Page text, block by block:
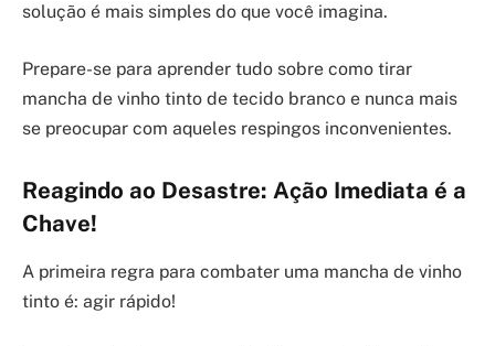
solução é mais simples do que você imagina.
Prepare-se para aprender tudo sobre como tirar
mancha de vinho tinto de tecido branco e nunca mais
se preocupar com aqueles respingos inconvenientes.
Reagindo ao Desastre: Ação Imediata é a
Chave!
A primeira regra para combater uma mancha de vinho
tinto é: agir rápido!